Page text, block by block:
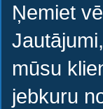
Ņemiet
mūsu
jebkuru